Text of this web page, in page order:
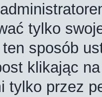
tylko
sposób
klikając
tylko przez